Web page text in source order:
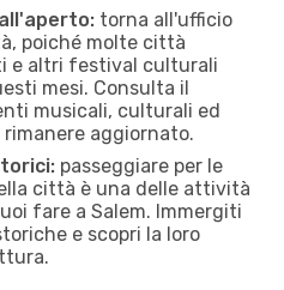
torna all'ufficio
poiché molte città
e altri festival culturali
mesi. Consulta il
musicali, culturali ed
aggiornato.
passeggiare per le
città è una delle attività
fare a Salem. Immergiti
e scopri la loro